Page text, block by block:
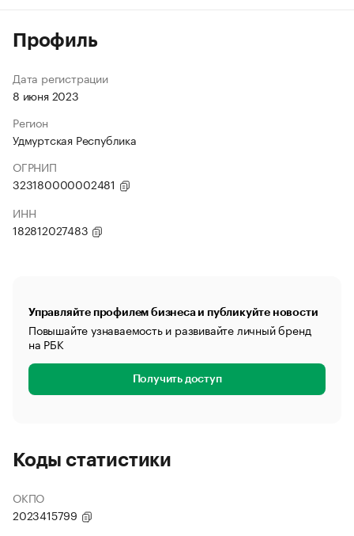
Профиль
Дата регистрации
8 июня 2023
Регион
Удмуртская Республика
ОГРНИП
323180000002481
ИНН
182812027483
Управляйте профилем бизнеса и публикуйте новости
Повышайте узнаваемость и развивайте личный бренд
на РБК
Получить доступ
Коды статистики
ОКПО
2023415799